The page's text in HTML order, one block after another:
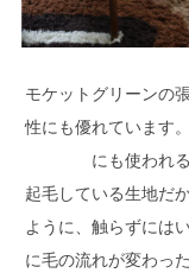
モケットグリーンの
性にも優れています
にも使われ
起毛している生地だ
ように、触らずには
に毛の流れが変わっ